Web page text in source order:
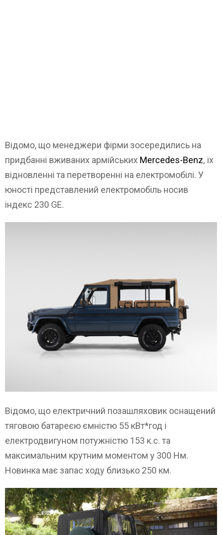
Відомо, що менеджери фірми зосередились на
придбанні вживаних армійських Mercedes-Benz, їх
відновленні та перетворенні на електромобілі. У
юності представлений електромобіль носив
індекс 230 GE.
Відомо, що електричний позашляховик оснащений
тяговою батареєю ємністю 55 кВт*год і
електродвигуном потужністю 153 к.с. та
максимальним крутним моментом у 300 Нм.
Новинка має запас ходу близько 250 км.